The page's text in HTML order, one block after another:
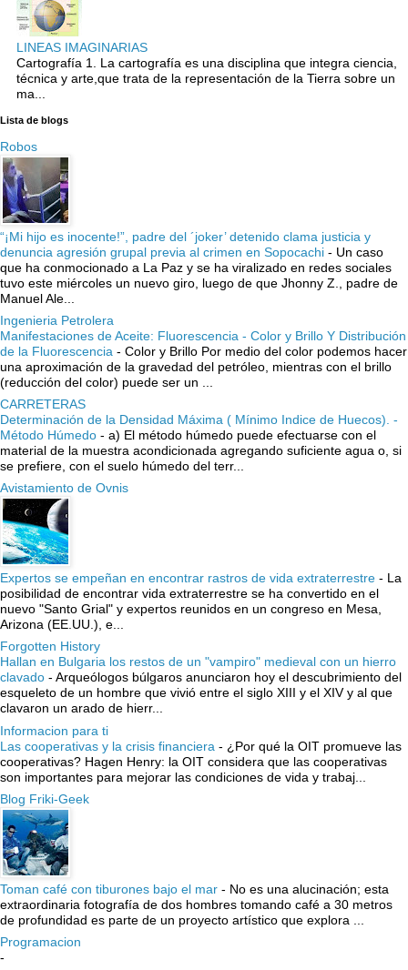
LINEAS IMAGINARIAS
Cartografía 1. La cartografía es una disciplina que integra ciencia,
técnica y arte,que trata de la representación de la Tierra sobre un
ma...
Lista de blogs
Robos
“¡Mi hijo es inocente!”, padre del ´joker’ detenido clama justicia y
denuncia agresión grupal previa al crimen en Sopocachi - Un caso
que ha conmocionado a La Paz y se ha viralizado en redes sociales
tuvo este miércoles un nuevo giro, luego de que Jhonny Z., padre de
Manuel Ale...
Ingenieria Petrolera
Manifestaciones de Aceite: Fluorescencia - Color y Brillo Y Distribución
de la Fluorescencia - Color y Brillo Por medio del color podemos hacer
una aproximación de la gravedad del petróleo, mientras con el brillo
(reducción del color) puede ser un ...
CARRETERAS
Determinación de la Densidad Máxima ( Mínimo Indice de Huecos). -
Método Húmedo - a) El método húmedo puede efectuarse con el
material de la muestra acondicionada agregando suficiente agua o, si
se prefiere, con el suelo húmedo del terr...
Avistamiento de Ovnis
Expertos se empeñan en encontrar rastros de vida extraterrestre - La
posibilidad de encontrar vida extraterrestre se ha convertido en el
nuevo "Santo Grial" y expertos reunidos en un congreso en Mesa,
Arizona (EE.UU.), e...
Forgotten History
Hallan en Bulgaria los restos de un "vampiro" medieval con un hierro
clavado - Arqueólogos búlgaros anunciaron hoy el descubrimiento del
esqueleto de un hombre que vivió entre el siglo XIII y el XIV y al que
clavaron un arado de hierr...
Informacion para ti
Las cooperativas y la crisis financiera - ¿Por qué la OIT promueve las
cooperativas? Hagen Henry: la OIT considera que las cooperativas
son importantes para mejorar las condiciones de vida y trabaj...
Blog Friki-Geek
Toman café con tiburones bajo el mar - No es una alucinación; esta
extraordinaria fotografía de dos hombres tomando café a 30 metros
de profundidad es parte de un proyecto artístico que explora ...
Programacion
-